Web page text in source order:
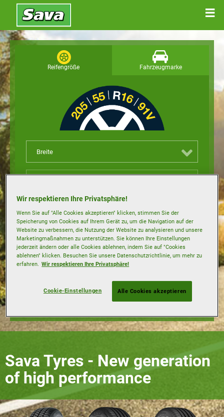
Reifengröße Fahrzeugmarke
Breite
Felgengröße
Lastindex
Geschwindigkeitsindex
Reifensuche
Sava Tyres - New generation
of high performance
Wir respektieren Ihre Privatsphäre!
Wenn Sie auf "Alle Cookies akzeptieren" klicken, stimmen Sie der
Speicherung von Cookies auf Ihrem Gerät zu, um die Navigation auf der
Website zu verbessern, die Nutzung der Website zu analysieren und unsere
Marketingmaßnahmen zu unterstützen. Sie können Ihre Einstellungen
jederzeit ändern oder alle Cookies ablehnen, indem Sie auf "Cookies
ablehnen" klicken. Besuchen Sie unsere Datenschutzrichtlinie, um mehr zu
erfahren. Wir respektieren Ihre Privatsphäre!
Cookie-Einstellungen Alle Cookies akzeptieren